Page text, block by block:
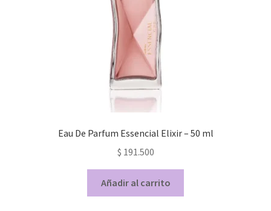
Eau De Parfum Essencial Elixir – 50 ml
$ 191.500
Añadir al carrito